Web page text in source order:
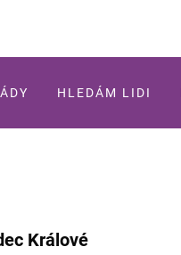
HLEDÁM LIDI
Králové